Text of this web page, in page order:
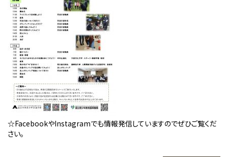
☆FacebookやInstagramでも情報発信していますのでぜひご覧くだ
さい。